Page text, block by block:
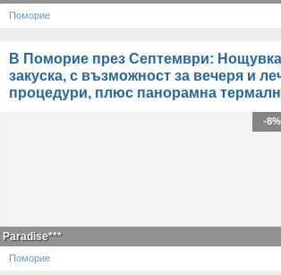
Поморие
В Поморие през Септември:
закуска, с възможност за вечеря и
процедури, плюс панорамна
-8%
Paradise***
Поморие